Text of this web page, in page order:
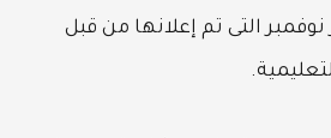
التى تم إعلانها من قبل